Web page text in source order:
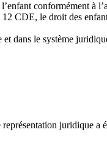
conformément à
CDE, le droit des
dans le système
juridique a